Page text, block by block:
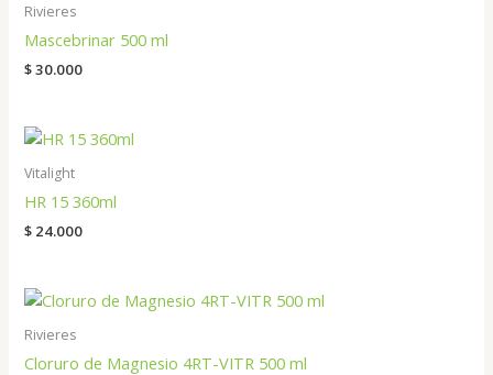
Rivieres
Mascebrinar 500 ml
$30.000
Vitalight
HR 15 360ml
$ 24.000
Rivieres
Cloruro de Magnesio 4RT-VITR 500 ml